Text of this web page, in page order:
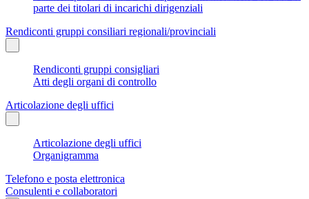
parte dei titolari di incarichi dirigenziali
Rendiconti gruppi consiliari regionali/provinciali
Rendiconti gruppi consigliari
Atti degli organi di controllo
Articolazione degli uffici
Articolazione degli uffici
Organigramma
Telefono e posta elettronica
Consulenti e collaboratori